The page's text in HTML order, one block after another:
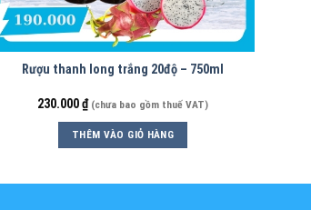
Rượu thanh long trắng 20độ – 750ml
230.000₫ (chưa bao gồm thuế VAT)
THÊM VÀO GIỎ HÀNG